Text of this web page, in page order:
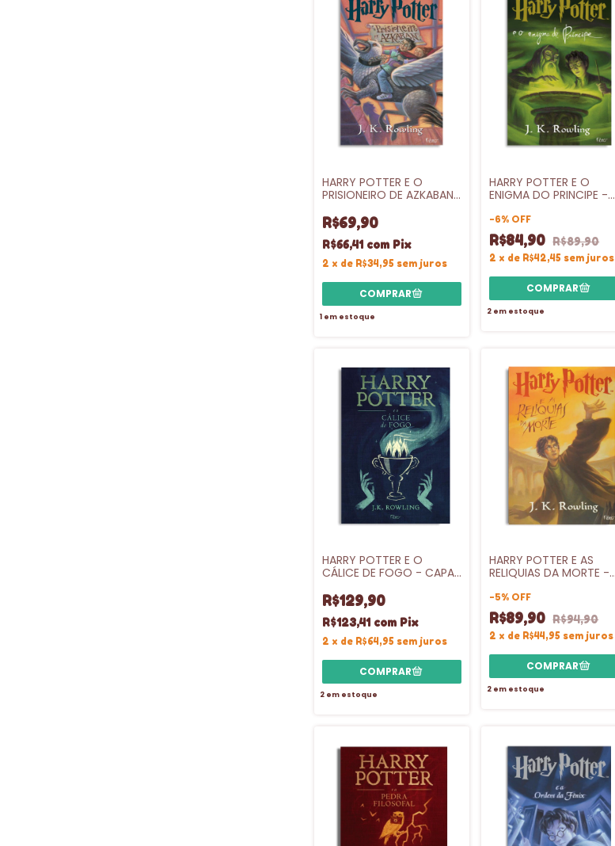
HARRY POTTER E O
PRISIONEIRO DE AZKABAN
R$69,90
R$66,41 com Pix
2 x de R$34,95 sem juros
1em estoque
HARRY POTTER E O
ENIGMA DO PRINCIPE -
-6% OFF
R$84,90 R$89,90
2 x de R$42,45 sem juros
2em estoque
HARRY POTTER E O
CÁLICE DE FOGO - CAPA
R$129,90
R$123,41 com Pix
2 x de R$64,95 sem juros
2em estoque
HARRY POTTER E AS
RELIQUIAS DA MORTE -
-5% OFF
R$89,90 R$94,90
2 x de R$44,95 sem juros
2em estoque